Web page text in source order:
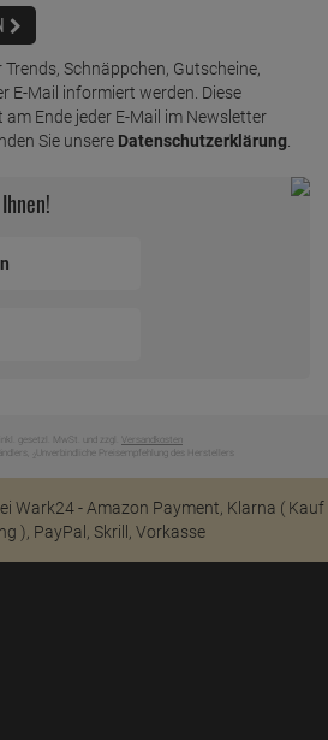
Schnäppchen, Gutscheine,
E-Mail informiert werden. Diese
Ende jeder E-Mail im Newsletter
Sie unsere Datenschutzerklärung.
gesetzl. MwSt. und zzgl. Versandkosten
Unverbindliche Preisempfehlung des Herstellers